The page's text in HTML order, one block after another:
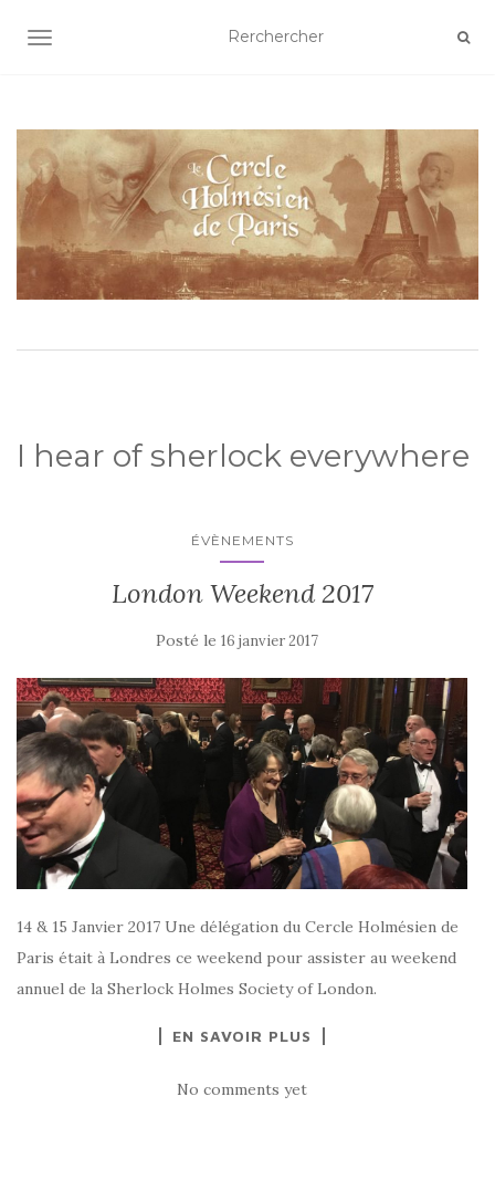
AFFICHER/MASQUER LA NAVIGATION
I hear of sherlock everywhere
ÉVÈNEMENTS
London Weekend 2017
Posté le 16 janvier 2017
14 & 15 Janvier 2017 Une délégation du Cercle Holmésien de
Paris était à Londres ce weekend pour assister au weekend
annuel de la Sherlock Holmes Society of London.
EN SAVOIR PLUS
No comments yet